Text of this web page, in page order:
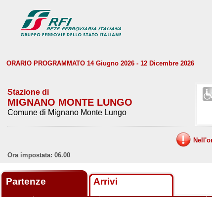
ORARIO PROGRAMMATO 14 Giugno 2026 - 12 Dicembre 2026
Stazione di
MIGNANO MONTE LUNGO
Comune di Mignano Monte Lungo
Ora impostata: 06.00
Partenze Arrivi